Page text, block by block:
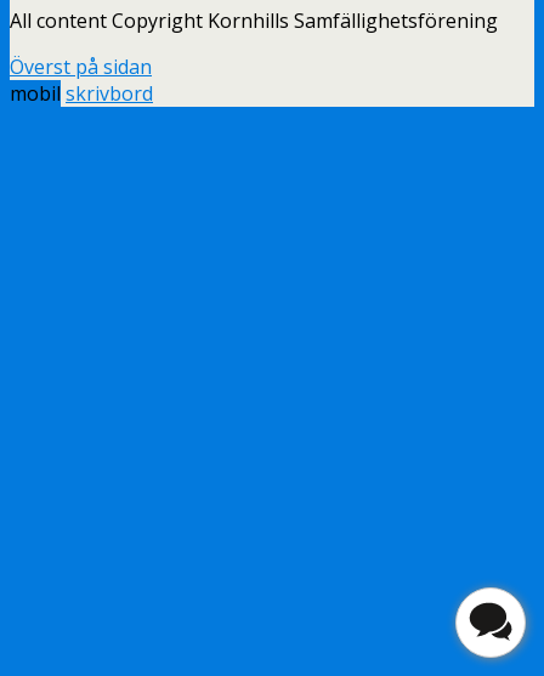
All content Copyright Kornhills Samfällighetsförening
Överst på sidan
mobil skrivbord